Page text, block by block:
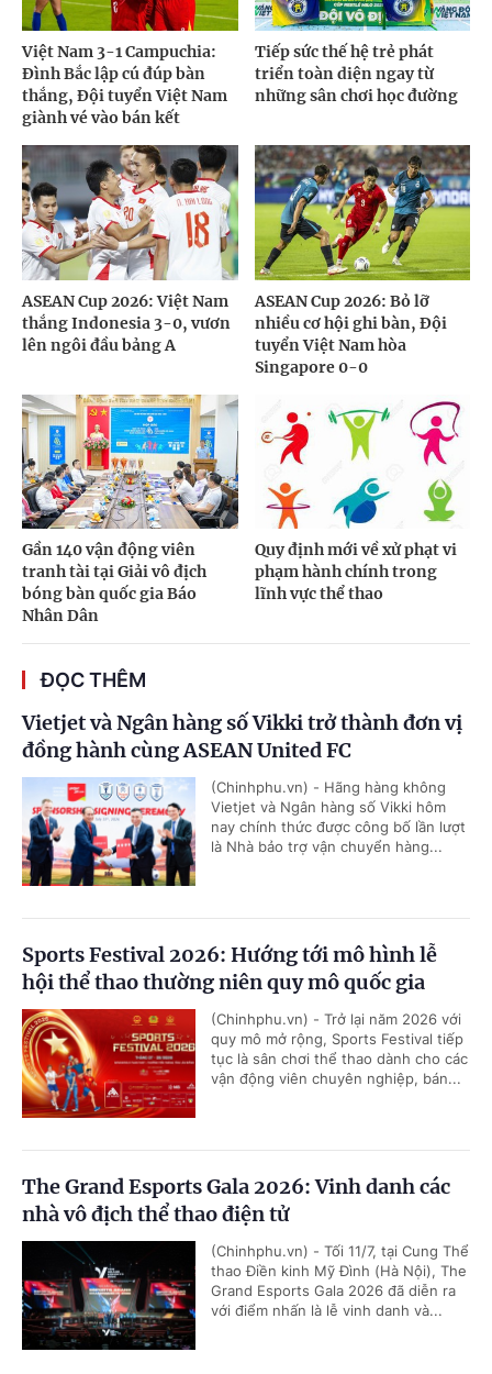
Việt Nam 3-1 Campuchia:
Đình Bắc lập cú đúp bàn
thắng, Đội tuyển Việt Nam
giành vé vào bán kết
Tiếp sức thế hệ trẻ phát
triển toàn diện ngay từ
những sân chơi học đường
ASEAN Cup 2026: Việt Nam
thắng Indonesia 3-0, vươn
lên ngôi đầu bảng A
ASEAN Cup 2026: Bỏ lỡ
nhiều cơ hội ghi bàn, Đội
tuyển Việt Nam hòa
Singapore 0-0
Gần 140 vận động viên
tranh tài tại Giải vô địch
bóng bàn quốc gia Báo
Nhân Dân
Quy định mới về xử phạt vi
phạm hành chính trong
lĩnh vực thể thao
ĐỌC THÊM
Vietjet và Ngân hàng số Vikki trở thành đơn vị
đồng hành cùng ASEAN United FC
(Chinhphu.vn) - Hãng hàng không
Vietjet và Ngân hàng số Vikki hôm
nay chính thức được công bố lần lượt
là Nhà bảo trợ vận chuyển hàng...
Sports Festival 2026: Hướng tới mô hình lễ
hội thể thao thường niên quy mô quốc gia
(Chinhphu.vn) - Trở lại năm 2026 với
quy mô mở rộng, Sports Festival tiếp
tục là sân chơi thể thao dành cho các
vận động viên chuyên nghiệp, bán...
The Grand Esports Gala 2026: Vinh danh các
nhà vô địch thể thao điện tử
(Chinhphu.vn) - Tối 11/7, tại Cung Thể
thao Điền kinh Mỹ Đình (Hà Nội), The
Grand Esports Gala 2026 đã diễn ra
với điểm nhấn là lễ vinh danh và...